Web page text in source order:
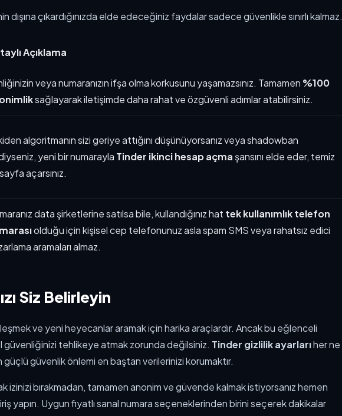
dışına çıkardığınızda elde edeceğiniz faydalar sadece güvenlikle sınırlı kalmaz.
Açıklama
veya numaranızın ifşa olma korkusunu yaşamazsınız. Tamamen %100
sağlayarak iletişimde daha rahat ve özgüvenli adımlar atabilirsiniz.
algoritmanın sizi geriye attığını düşünüyorsanız veya shadowban
yeni bir numarayla Tinder ikinci hesap açma şansını elde eder, temiz
açarsınız.
data şirketlerine satılsa bile, kullandığınız hat tek kullanımlık telefon
olduğu için kişisel cep telefonunuz asla spam SMS veya rahatsız edici
aramaları almaz.
Siz Belirleyin
ve yeni heyecanlar aramak için harika araçlardır. Ancak bu eğlenceli
güvenliğinizi tehlikeye atmak zorunda değilsiniz. Tinder gizlilik ayarlarıher ne
güvenlik önlemi en baştan verilerinizi korumaktır.
izinizi bırakmadan, tamamen anonim ve güvende kalmak istiyorsanız hemen
yapın. Uygun fiyatlı sanal numara seçeneklerinden birini seçerek dakikalar